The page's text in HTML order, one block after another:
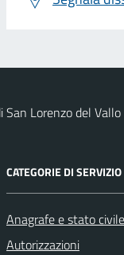
San Lorenzo del Vallo
CATEGORIE DI SERVIZIO
Anagrafe e stato civile
Autorizzazioni